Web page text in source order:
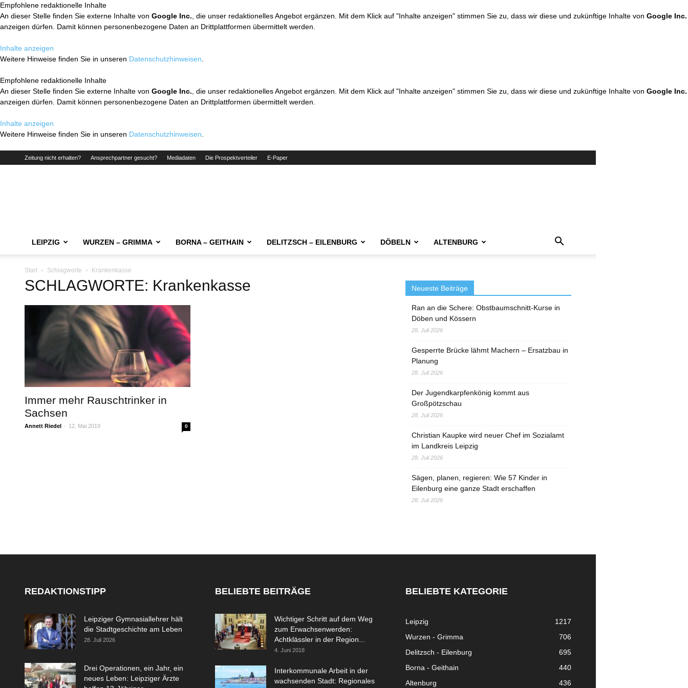
Empfohlene redaktionelle Inhalte
An dieser Stelle finden Sie externe Inhalte von Google Inc. , die unser redaktionelles Angebot ergänzen. Mit dem Klick auf "Inhalte anzeigen" stimmen Sie zu, dass wir diese und zukünftige Inhalte von Google Inc.
anzeigen dürfen. Damit können personenbezogene Daten an Drittplattformen übermittelt werden.
Inhalte anzeigen
Weitere Hinweise finden Sie in unseren Datenschutzhinweisen
Empfohlene redaktionelle Inhalte
An dieser Stelle finden Sie externe Inhalte von Google Inc. , die unser redaktionelles Angebot ergänzen. Mit dem Klick auf "Inhalte anzeigen" stimmen Sie zu, dass wir diese und zukünftige Inhalte von Google Inc.
anzeigen dürfen. Damit können personenbezogene Daten an Drittplattformen übermittelt werden.
Inhalte anzeigen
Weitere Hinweise finden Sie in unseren Datenschutzhinweisen
Zeitung nicht erhalten? Ansprechpartner gesucht? Mediadaten Die Prospektverteiler E-Paper
LEIPZIG WURZEN – GRIMMA BORNA – GEITHAIN DELITZSCH – EILENBURG DÖBELN ALTENBURG
Start Schlagworte Krankenkasse
SCHLAGWORTE: Krankenkasse
Immer mehr Rauschtrinker in
Sachsen
Annett Riedel - 12. Mai 2019 0
Neueste Beiträge
Ran an die Schere: Obstbaumschnitt-Kurse in
Döben und Kössern
28. Juli 2026
Gesperrte Brücke lähmt Machern – Ersatzbau in
Planung
28. Juli 2026
Der Jugendkarpfenkönig kommt aus
Großpötzschau
28. Juli 2026
Christian Kaupke wird neuer Chef im Sozialamt
im Landkreis Leipzig
28. Juli 2026
Sägen, planen, regieren: Wie 57 Kinder in
Eilenburg eine ganze Stadt erschaffen
28. Juli 2026
REDAKTIONSTIPP
Leipziger Gymnasiallehrer hält
die Stadtgeschichte am Leben
28. Juli 2026
Drei Operationen, ein Jahr, ein
neues Leben: Leipziger Ärzte
BELIEBTE BEITRÄGE
Wichtiger Schritt auf dem Weg
zum Erwachsenwerden:
Achtklässler in der Region...
4. Juni 2018
Interkommunale Arbeit in der
wachsenden Stadt: Regionales
BELIEBTE KATEGORIE
Leipzig
1217
Wurzen - Grimma
706
Delitzsch - Eilenburg
695
Borna - Geithain
440
Altenburg
436